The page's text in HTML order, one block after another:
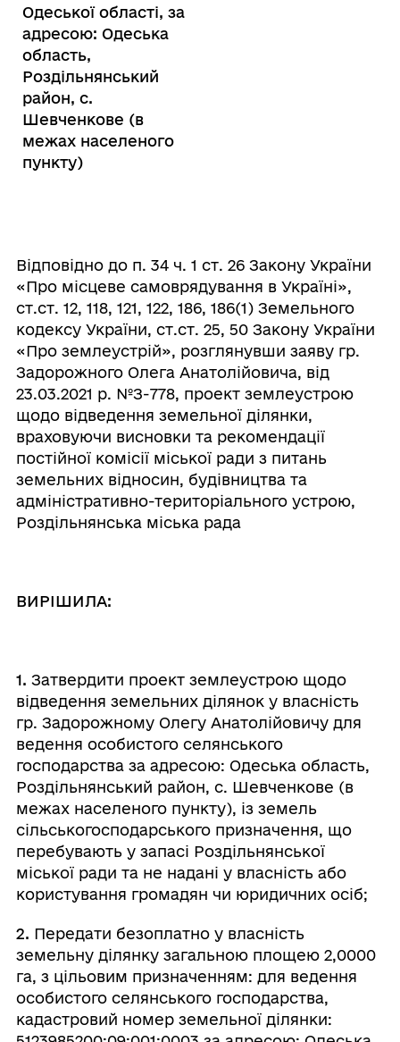
Одеської області, за
адресою: Одеська
область,
Роздільнянський
район, с.
Шевченкове (в
межах населеного
пункту)
Відповідно до п. 34 ч. 1 ст. 26 Закону України
«Про місцеве самоврядування в Україні»,
ст.ст. 12, 118, 121, 122, 186, 186(1) Земельного
кодексу України, ст.ст. 25, 50 Закону України
«Про землеустрій», розглянувши заяву гр.
Задорожного Олега Анатолійовича, від
23.03.2021 р. №З-778, проект землеустрою
щодо відведення земельної ділянки,
враховуючи висновки та рекомендації
постійної комісії міської ради з питань
земельних відносин, будівництва та
адміністративно-територіального устрою,
Роздільнянська міська рада
ВИРІШИЛА:
1. Затвердити проект землеустрою щодо
відведення земельних ділянок у власність
гр. Задорожному Олегу Анатолійовичу для
ведення особистого селянського
господарства за адресою: Одеська область,
Роздільнянський район, с. Шевченкове (в
межах населеного пункту), із земель
сільськогосподарського призначення, що
перебувають у запасі Роздільнянської
міської ради та не надані у власність або
користування громадян чи юридичних осіб;
2. Передати безоплатно у власність
земельну ділянку загальною площею 2,0000
га, з цільовим призначенням: для ведення
особистого селянського господарства,
кадастровий номер земельної ділянки: